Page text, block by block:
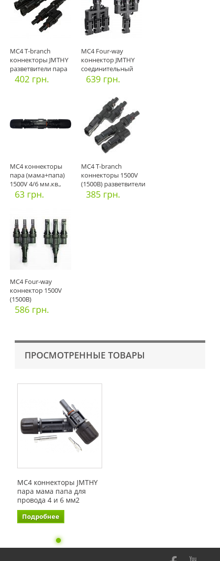
MC4 T-branch
коннекторы JMTHY
разветвители пара
402 грн.
MC4 Four-way
коннектор JMTHY
соединительный
тройной пара
639 грн.
MC4 коннекторы
пара (мама+папа)
1500V 4/6 мм.кв.,
коннекторы
63 грн.
MC4 T-branch
коннекторы 1500V
(1500В) разветвители
пара
385 грн.
MC4 Four-way
коннектор 1500V
(1500В)
соединительный
тройной,
586 грн.
ПРОСМОТРЕННЫЕ ТОВАРЫ
MC4 коннекторы JMTHY
пара мама папа для
провода 4 и 6 мм2
Подробнее